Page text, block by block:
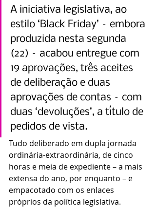
A iniciativa legislativa, ao
estilo ‘Black Friday’ – embora
produzida nesta segunda
(22) – acabou entregue com
19 aprovações, três aceites
de deliberação e duas
aprovações de contas – com
duas ‘devoluções’, a título de
pedidos de vista.
Tudo deliberado em dupla jornada
ordinária-extraordinária, de cinco
horas e meia de expediente – a mais
extensa do ano, por enquanto – e
empacotado com os enlaces
próprios da política legislativa.